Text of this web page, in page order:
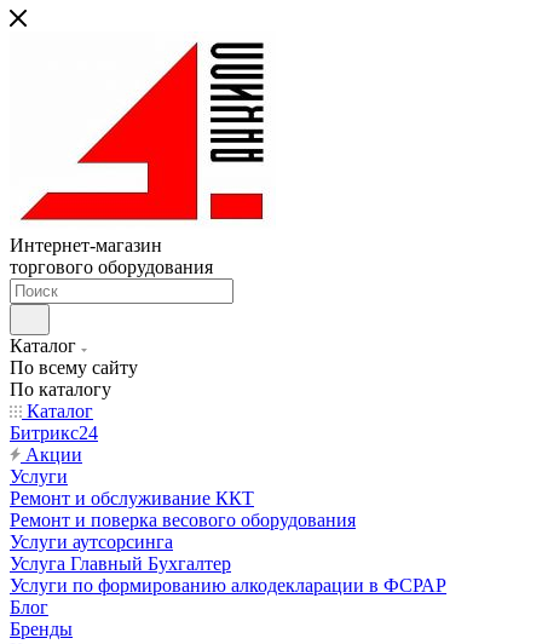
Интернет-магазин
торгового оборудования
Каталог
По всему сайту
По каталогу
Каталог
Битрикс24
Акции
Услуги
Ремонт и обслуживание ККТ
Ремонт и поверка весового оборудования
Услуги аутсорсинга
Услуга Главный Бухгалтер
Услуги по формированию алкодекларации в ФСРАР
Блог
Бренды